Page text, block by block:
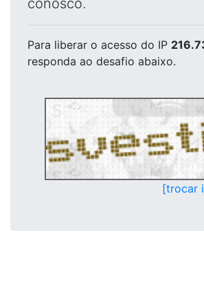
conosco.
Para liberar o acesso do IP
responda ao desafio abaixo.
[trocar